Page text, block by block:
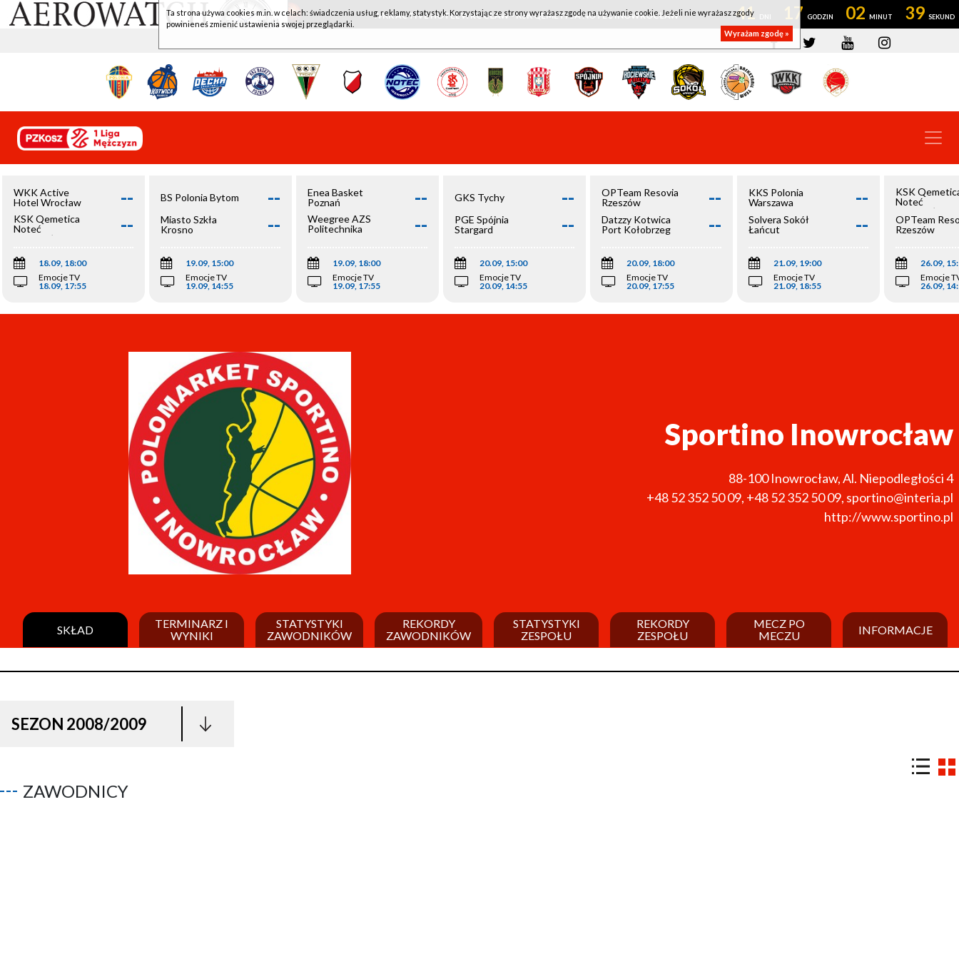
WKK ACTIVE HOTEL WROCŁAW - KSK QEMETICA NOTEĆ INOWROCŁAW 41 17 02 39
WKK Active
Hotel Wrocław
--
KSK Qemetica
Noteć
Inowrocław
--
18.09, 18:00
Emocje TV
18.09, 17:55
BS Polonia Bytom --
Miasto Szkła
Krosno
--
19.09, 15:00
Emocje TV
19.09, 14:55
Enea Basket
Poznań
--
Weegree AZS
Politechnika
--
19.09, 18:00
Emocje TV
19.09, 17:55
GKS Tychy --
PGE Spójnia
Stargard
--
20.09, 15:00
Emocje TV
20.09, 14:55
OPTeam Resovia
Rzeszów
--
Datzzy Kotwica
Port Kołobrzeg
--
20.09, 18:00
Emocje TV
20.09, 17:55
KKS Polonia
Warszawa
--
Solvera Sokół
Łańcut
--
21.09, 19:00
Emocje TV
21.09, 18:55
KSK
Noteć
Inowrocław
OPTeam
Rzeszów
26.09,
Emocje
26.09,
Sportino Inowrocław
88-100 Inowrocław,Al. Niepodległości 4
+48 52 352 50 09, +48 52 352 50 09, sportino@interia.pl
http://www.sportino.pl
SKŁAD
TERMINARZ I
WYNIKI
STATYSTYKI
ZAWODNIKÓW
REKORDY
ZAWODNIKÓW
STATYSTYKI
ZESPOŁU
REKORDY
ZESPOŁU
MECZ PO
MECZU
INFORMACJE
SEZON 2008/2009
ZAWODNICY
Ta strona używa cookies m.in. w celach: świadczenia usług, reklamy, statystyk. Korzystając ze strony wyrażasz zgodę na używanie cookie. Jeżeli nie wyrażasz zgody
powinieneś zmienić ustawienia swojej przeglądarki.
Wyrażam zgodę »